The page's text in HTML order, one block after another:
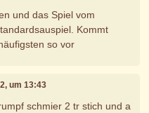
und das Spiel vom
Kommt
so vor
um 13:43
schmier 2 tr stich und a